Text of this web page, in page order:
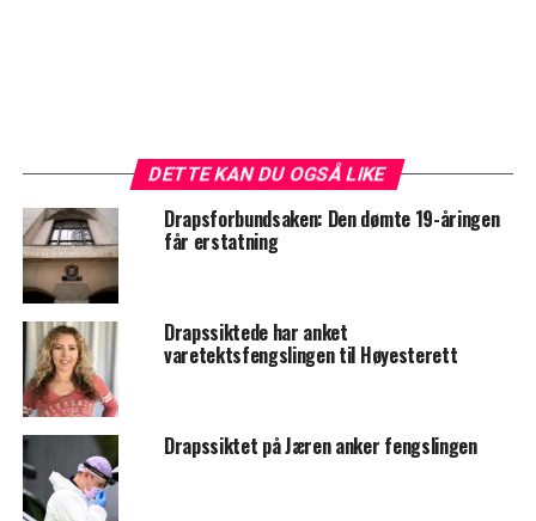
DETTE KAN DU OGSÅ LIKE
Drapsforbundsaken: Den dømte 19-åringen
får erstatning
Drapssiktede har anket
varetektsfengslingen til Høyesterett
Drapssiktet på Jæren anker fengslingen